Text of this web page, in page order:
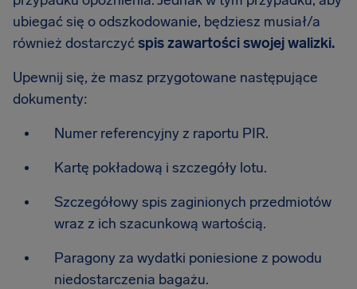
ubiegać się o odszkodowanie, będziesz musiał/a
również dostarczyćspis zawartości swojej walizki.
Upewnij się, że masz przygotowane następujące
dokumenty:
Numer referencyjny z raportu PIR.
Kartę pokładową i szczegóły lotu.
Szczegółowy spis zaginionych przedmiotów
wraz z ich szacunkową wartością.
Paragony za wydatki poniesione z powodu
niedostarczenia bagażu.